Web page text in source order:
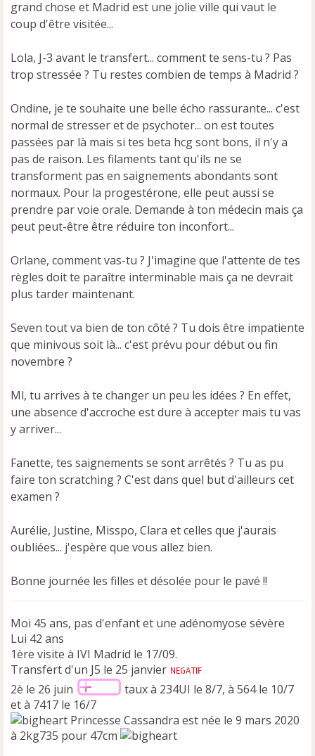
grand chose et Madrid est une jolie ville qui vaut le
coup d'être visitée...
Lola, J-3 avant le transfert... comment te sens-tu ? Pas
trop stressée ? Tu restes combien de temps à Madrid ?
Ondine, je te souhaite une belle écho rassurante... c'est
normal de stresser et de psychoter... on est toutes
passées par là mais si tes beta hcg sont bons, il n'y a
pas de raison. Les filaments tant qu'ils ne se
transforment pas en saignements abondants sont
normaux. Pour la progestérone, elle peut aussi se
prendre par voie orale. Demande à ton médecin mais ça
peut peut-être être réduire ton inconfort...
Orlane, comment vas-tu ? J'imagine que l'attente de tes
règles doit te paraître interminable mais ça ne devrait
plus tarder maintenant.
Seven tout va bien de ton côté ? Tu dois être impatiente
que minivous soit là... c'est prévu pour début ou fin
novembre ?
Ml, tu arrives à te changer un peu les idées ? En effet,
une absence d'accroche est dure à accepter mais tu vas
y arriver...
Fanette, tes saignements se sont arrêtés ? Tu as pu
faire ton scratching ? C'est dans quel but d'ailleurs cet
examen ?
Aurélie, Justine, Misspo, Clara et celles que j'aurais
oubliées... j'espère que vous allez bien.
Bonne journée les filles et désolée pour le pavé !!
Moi 45 ans, pas d'enfant et une adénomyose sévère
Lui 42 ans
1ère visite à IVI Madrid le 17/09.
Transfert d'un J5 le 25 janvier
2è le 26 juin
taux à 234UI le 8/7, à 564 le 10/7
et à 7417 le 16/7
Princesse Cassandra est née le 9 mars 2020
à 2kg735 pour 47cm